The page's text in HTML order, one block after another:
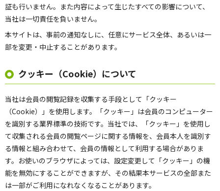
証も行いません。また内容によって生じたすべての影響について、
当社は一切責任を負いません。
本サイトは、事前の通知なしに、任意にサービス全体、あるいは一
部を変更・中止することがあります。
クッキー（Cookie）について
当社は会員の閲覧記録を収集する手段として「クッキー
（Cookie）」を使用します。「クッキー」は会員のコンピューター
を識別する業界標準の技術です。当社では、「クッキー」を使用し
て収集される会員の閲覧ページに関する情報を、会員本人を識別す
る情報と組み合わせて、会員の情報として利用する場合がありま
す。お使いのブラウザによっては、設定変更して「クッキー」の機
能を無効にすることができますが、その結果本サービスの全部また
は一部がご利用になれなくなることがあります。